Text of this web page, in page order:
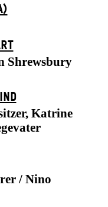
Shrewsbury
Katrine
/ Nino